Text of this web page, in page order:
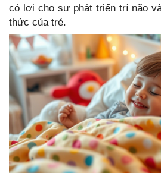
có lợi cho sự phát triển trí não
thức của trẻ.